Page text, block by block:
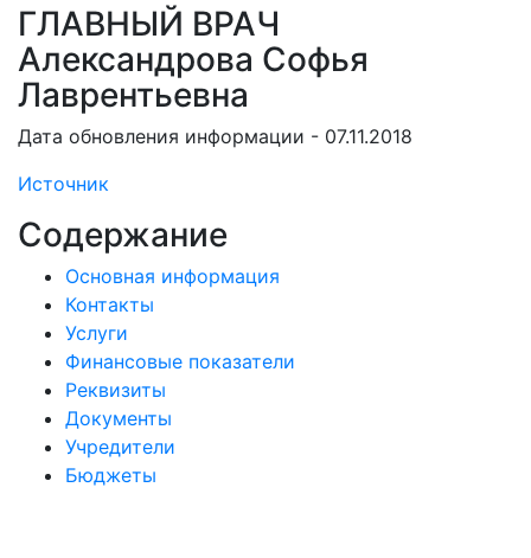
ГЛАВНЫЙ ВРАЧ
Александрова Софья
Лаврентьевна
Дата обновления информации - 07.11.2018
Источник
Содержание
Основная информация
Контакты
Услуги
Финансовые показатели
Реквизиты
Документы
Учредители
Бюджеты